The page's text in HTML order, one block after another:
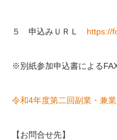
５ 申込みＵＲＬ https://
※別紙参加申込書による
令和4年度第二回副業・兼
【お問合せ先】